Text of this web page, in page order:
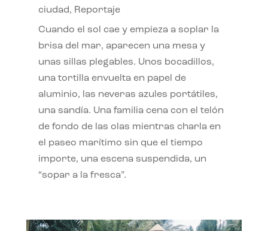
ciudad, Reportaje
Cuando el sol cae y empieza a soplar la
brisa del mar, aparecen una mesa y
unas sillas plegables. Unos bocadillos,
una tortilla envuelta en papel de
aluminio, las neveras azules portátiles,
una sandía. Una familia cena con el telón
de fondo de las olas mientras charla en
el paseo marítimo sin que el tiempo
importe, una escena suspendida, un
“sopar a la fresca”.